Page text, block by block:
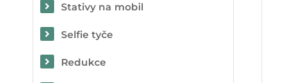
Stativy na mobil
Selfie tyče
Redukce